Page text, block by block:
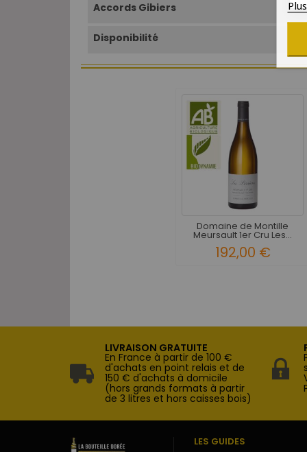
Accords Gibiers
Disponibilité
Domaine de Montille
Meursault 1er Cru Les...
192,00 €
LIVRAISON GRATUITE
En France à partir de 100 €
d'achats en point relais et de
150 € d'achats à domicile
(hors grands formats à partir
de 3 litres et hors caisses bois)
LES GUIDES